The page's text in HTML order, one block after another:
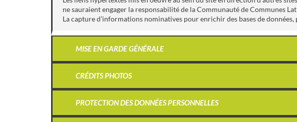
ne sauraient engager la responsabilité de la Communauté de Communes
La capture d’informations nominatives pour enrichir des bases de
MISE EN GARDE GÉNÉRALE
CRÉDITS PHOTOS
PROTECTION DES DONNÉES PERSONNELLES